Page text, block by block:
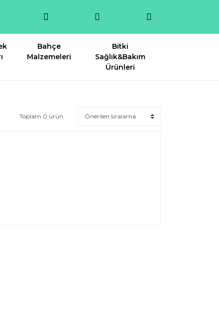
Bahçe
Malzemeleri
Bitki
Sağlık&Bakım
Ürünleri
Toplam 0 ürün